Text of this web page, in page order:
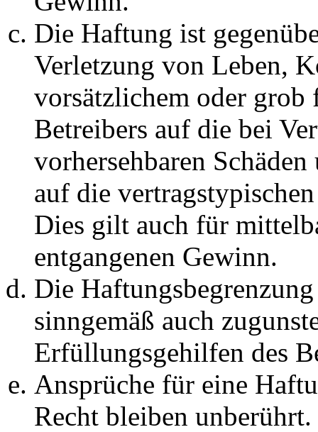
Die Haftung ist
Verletzung von Leben,
vorsätzlichem oder grob
Betreibers auf die bei
vorhersehbaren
auf die
Dies gilt auch für
entgangenen Gewinn.
Die
sinngemäß auch
Erfüllungsgehilfen des
Ansprüche für eine
Recht bleiben unberührt.